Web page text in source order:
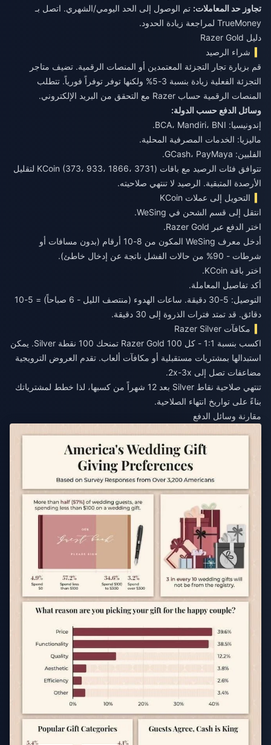
تجاوز حد المعاملات: تم الوصول إلى الحد اليومي/الشهري. اتصل بـ
TrueMoney لمراجعة زيادة الحدود.
دليل Razer Gold
شراء الرصيد
قم بزيارة تجار التجزئة المعتمدين أو المنصات الرقمية. تضيف متاجر
التجزئة الفعلية زيادة بنسبة 3-5% ولكنها توفر توفراً فورياً. تتطلب
المنصات الرقمية حساب Razer مع التحقق من البريد الإلكتروني.
وسائل الدفع حسب الدولة:
إندونيسيا: BCA، Mandiri، BNI.
ماليزيا: الخدمات المصرفية المحلية.
الفلبين: GCash، PayMaya.
تتوافق فئات الرصيد مع باقات KCoin (373، 933، 1866، 3731) لتقليل
الأرصدة المتبقية. الرصيد لا تنتهي صلاحيته.
التحويل إلى عملات KCoin
انتقل إلى قسم الشحن في WeSing.
اختر الدفع عبر Razer Gold.
أدخل معرف WeSing المكون من 8-10 أرقام (بدون مسافات أو
شرطات - 90% من حالات الفشل ناتجة عن إدخال خاطئ).
اختر باقة KCoin.
أكد تفاصيل المعاملة.
التوصيل: 5-30 دقيقة. ساعات الهدوء (منتصف الليل - 6 صباحاً) = 5-10
دقائق. قد تمتد فترات الذروة إلى 30 دقيقة.
مكافآت Razer Silver
اكسب بنسبة 1:1 - كل 100 Razer Gold تمنحك 100 نقطة Silver. يمكن
استبدالها بمشتريات مستقبلية أو مكافآت ألعاب. تقدم العروض الترويجية
مضاعفات تصل إلى 2x-3x.
تنتهي صلاحية نقاط Silver بعد 12 شهراً من كسبها، لذا خطط لمشترياتك
بناءً على تواريخ انتهاء الصلاحية.
مقارنة وسائل الدفع